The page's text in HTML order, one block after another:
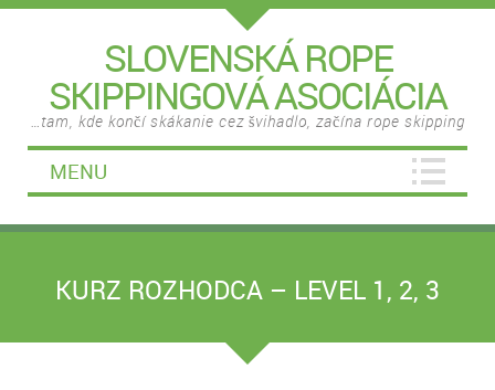
SLOVENSKÁ ROPE
SKIPPINGOVÁ ASOCIÁCIA
…tam, kde končí skákanie cez švihadlo, začína rope skipping
MENU
KURZ ROZHODCA – LEVEL 1, 2, 3